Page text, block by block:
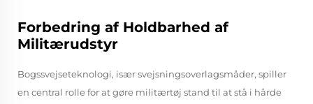
Forbedring af Holdbarhed af
Militærudstyr
Bogssvejseteknologi, især svejsningsoverlagsmåder, spiller
en central rolle for at gøre militærtøj stand til at stå i hårde